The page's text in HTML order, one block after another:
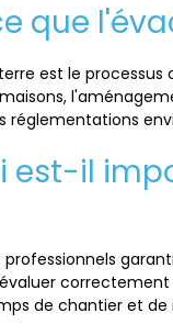
que
est le
réglementations
est-il
professionnels
de chantier et de